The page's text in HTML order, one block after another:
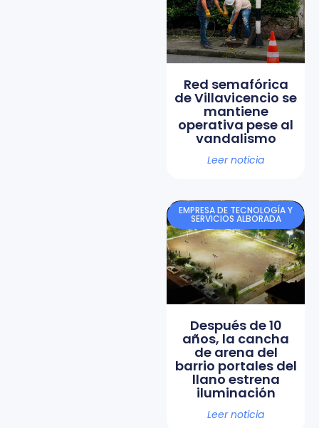
Red semafórica
de Villavicencio se
mantiene
operativa pese al
vandalismo
Leer noticia
EMPRESA DE TECNOLOGÍA Y
SERVICIOS ALBORADA
Después de 10
años, la cancha
de arena del
barrio portales del
llano estrena
iluminación
Leer noticia